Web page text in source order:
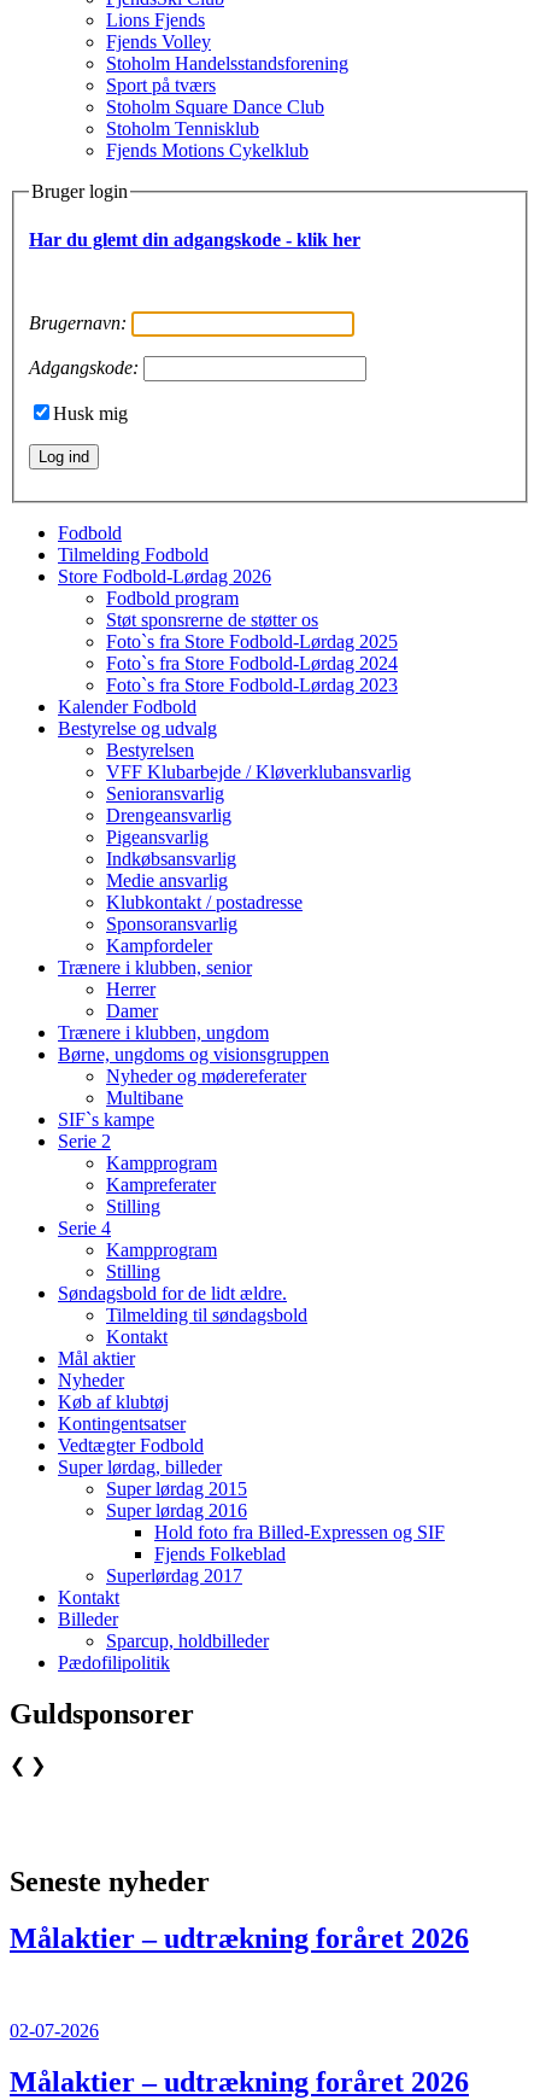
Lions Fjends
Fjends Volley
Stoholm Handelsstandsforening
Sport på tværs
Stoholm Square Dance Club
Stoholm Tennisklub
Fjends Motions Cykelklub
Bruger login
Har du glemt din adgangskode - klik her
Brugernavn:
Adgangskode:
Husk mig
Fodbold
Tilmelding Fodbold
Store Fodbold-Lørdag 2026
Fodbold program
Støt sponsrerne de støtter os
Foto`s fra Store Fodbold-Lørdag 2025
Foto`s fra Store Fodbold-Lørdag 2024
Foto`s fra Store Fodbold-Lørdag 2023
Kalender Fodbold
Bestyrelse og udvalg
Bestyrelsen
VFF Klubarbejde / Kløverklubansvarlig
Senioransvarlig
Drengeansvarlig
Pigeansvarlig
Indkøbsansvarlig
Medie ansvarlig
Klubkontakt / postadresse
Sponsoransvarlig
Kampfordeler
Trænere i klubben, senior
Herrer
Damer
Trænere i klubben, ungdom
Børne, ungdoms og visionsgruppen
Nyheder og mødereferater
Multibane
SIF`s kampe
Serie 2
Kampprogram
Kampreferater
Stilling
Serie 4
Kampprogram
Stilling
Søndagsbold for de lidt ældre.
Tilmelding til søndagsbold
Kontakt
Mål aktier
Nyheder
Køb af klubtøj
Kontingentsatser
Vedtægter Fodbold
Super lørdag, billeder
Super lørdag 2015
Super lørdag 2016
Hold foto fra Billed-Expressen og SIF
Fjends Folkeblad
Superlørdag 2017
Kontakt
Billeder
Sparcup, holdbilleder
Pædofilipolitik
Guldsponsorer
❮ ❯
Seneste nyheder
Målaktier – udtrækning foråret 2026
02-07-2026
Målaktier – udtrækning foråret 2026